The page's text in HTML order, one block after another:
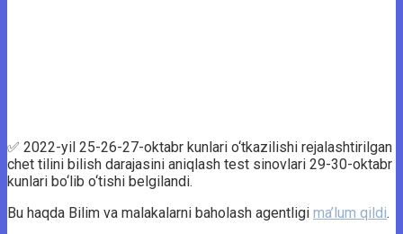
✅ 2022-yil 25-26-27-oktabr kunlari o‘tkazilishi rejalashtirilgan
chet tilini bilish darajasini aniqlash test sinovlari 29-30-oktabr
kunlari bo‘lib o‘tishi belgilandi.
Bu haqda Bilim va malakalarni baholash agentligi ma’lum qildi.